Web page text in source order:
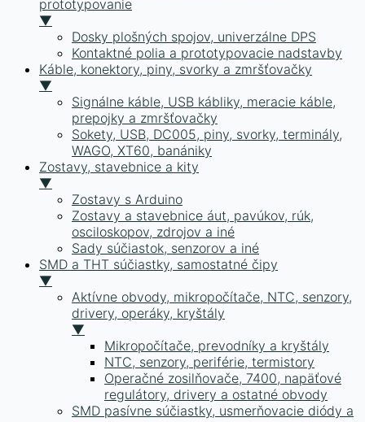
prototypovanie
▼
Dosky plošných spojov, univerzálne DPS
Kontaktné polia a prototypovacie nadstavby
Káble, konektory, piny, svorky a zmršťovačky
▼
Signálne káble, USB kábliky, meracie káble,
prepojky a zmršťovačky
Sokety, USB, DC005, piny, svorky, terminály,
WAGO, XT60, banániky
Zostavy, stavebnice a kity
▼
Zostavy s Arduino
Zostavy a stavebnice áut, pavúkov, rúk,
osciloskopov, zdrojov a iné
Sady súčiastok, senzorov a iné
SMD a THT súčiastky, samostatné čipy
▼
Aktívne obvody, mikropočítače, NTC, senzory,
drivery, operáky, kryštály
▼
Mikropočítače, prevodníky a kryštály
NTC, senzory, periférie, termistory
Operačné zosilňovače, 7400, napäťové
regulátory, drivery a ostatné obvody
SMD pasívne súčiastky, usmerňovacie diódy a